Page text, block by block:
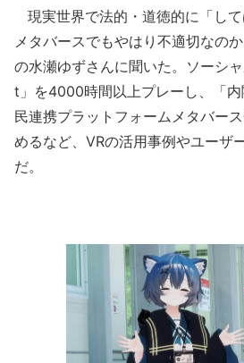
現実世界で法的・道徳的に「して
メタバースでもやはり不適切なの
の水瀬ゆずさんに聞いた。ソーシ
t」を4000時間以上プレーし、「
民連携プラットフォームメタバー
めるなど、VRの活用事例やユーザ
だ。